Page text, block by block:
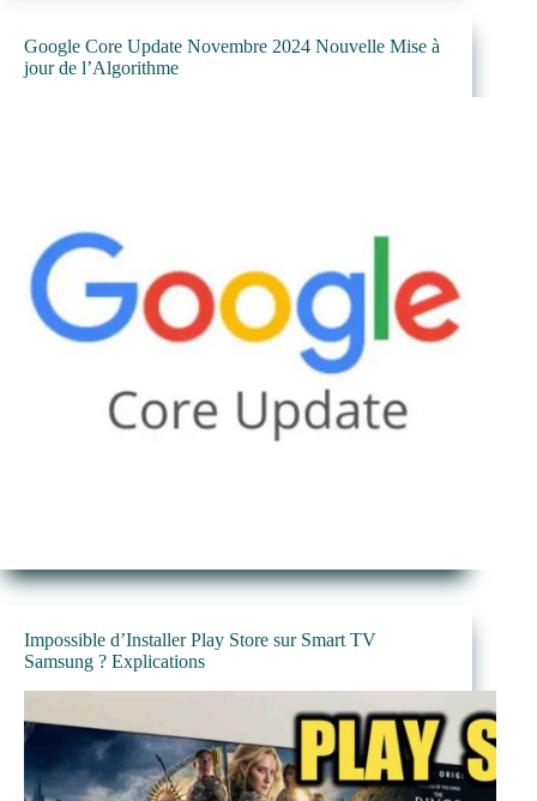
Google Core Update Novembre 2024 Nouvelle Mise à
jour de l’Algorithme
Impossible d’Installer Play Store sur Smart TV
Samsung ? Explications